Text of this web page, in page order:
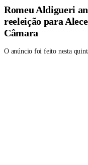
Romeu Aldigueri
reeleição para
Câmara
O anúncio foi feito nesta